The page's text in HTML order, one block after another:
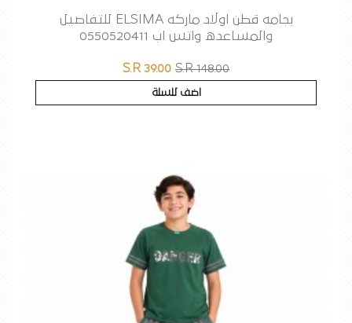
بجامه قطن اولاد ماركه ELSIMA للتفاصيل
والمساعده واتس اب 0550520411
S.R 39.00 S.R 148.00
اضف للسلة